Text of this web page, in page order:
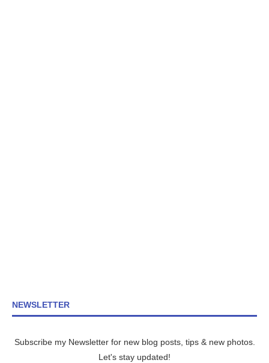
NEWSLETTER
Subscribe my Newsletter for new blog posts, tips & new photos.
Let's stay updated!